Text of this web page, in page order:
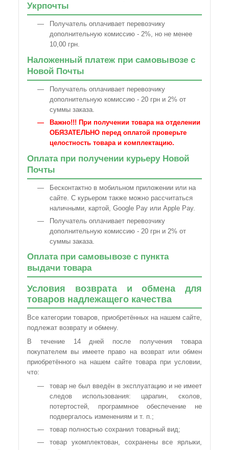
Укрпочты
Получатель оплачивает перевозчику
дополнительную комиссию - 2%, но не менее
10,00 грн.
Наложенный платеж при самовывозе с
Новой Почты
Получатель оплачивает перевозчику
дополнительную комиссию - 20 грн и 2% от
суммы заказа.
Важно!!! При получении товара на отделении
ОБЯЗАТЕЛЬНО перед оплатой проверьте
целостность товара и комплектацию.
Оплата при получении курьеру Новой
Почты
Бесконтактно в мобильном приложении или на
сайте. С курьером также можно рассчитаться
наличными, картой, Google Pay или Apple Pay.
Получатель оплачивает перевозчику
дополнительную комиссию - 20 грн и 2% от
суммы заказа.
Оплата при самовывозе с пункта
выдачи товара
Условия возврата и обмена для
товаров надлежащего качества
Все категории товаров, приобретённых на нашем сайте,
подлежат возврату и обмену.
В течение 14 дней после получения товара
покупателем вы имеете право на возврат или обмен
приобретённого на нашем сайте товара при условии,
что:
товар не был введён в эксплуатацию и не имеет
следов использования: царапин, сколов,
потертостей, программное обеспечение не
подвергалось изменениям и т. п.;
товар полностью сохранил товарный вид;
товар укомплектован, сохранены все ярлыки,